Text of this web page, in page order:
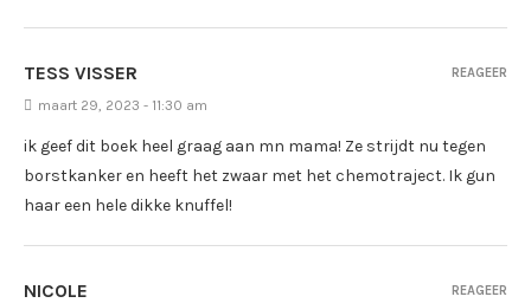
TESS VISSER
maart 29, 2023 - 11:30 am
ik geef dit boek heel graag aan mn mama! Ze strijdt nu tegen
borstkanker en heeft het zwaar met het chemotraject. Ik gun
haar een hele dikke knuffel!
REAGEER
NICOLE REAGEER